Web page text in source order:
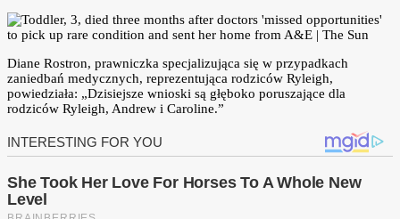
Diane Rostron, prawniczka specjalizująca się w przypadkach
zaniedbań medycznych, reprezentująca rodziców Ryleigh,
powiedziała: „Dzisiejsze wnioski są głęboko poruszające dla
rodziców Ryleigh, Andrew i Caroline.”